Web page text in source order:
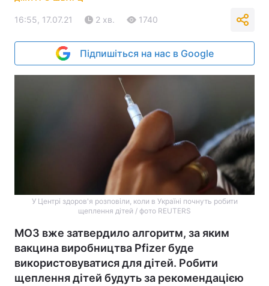
16:55, 17.07.21 2 хв. 1740
Підпишіться на нас в Google
У Центрі здоров'я розповіли, коли в Україні почнуть робити
щеплення дітей / фото REUTERS
МОЗ вже затвердило алгоритм, за яким
вакцина виробництва Pfizer буде
використовуватися для дітей. Робити
щеплення дітей будуть за рекомендацією